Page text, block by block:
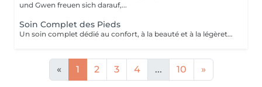
und Gwen freuen sich darauf,...
Soin Complet des Pieds
Un soin complet dédié au confort, à la beauté et à la légèreté des pieds. Le soin débute par un bain de pieds relaxant, suivi d'une exfoliation douce afin d'éliminer les cellules mortes et retrouver une peau plus lisse et souple. Un masque nourrissant est ensuite appliqué pour hydrater en profondeur, tandis que les ongles et les cuticules sont soigneusement travaillés pour un résultat net et soigné. Le soin se prolonge par un moment de détente, apportant une sensation immédiate de confort et de légèreté. Les pieds sont plus doux, la peau nourrie et les ongles parfaitement soignés. Le vernis classique n'est pas proposé à l'institut. Si vous le souhaitez, nous pouvons toutefois réaliser la pose avec votre propre vernis en sélectionnant l'option correspondante.
« 1 2 3 4 ... 10 »